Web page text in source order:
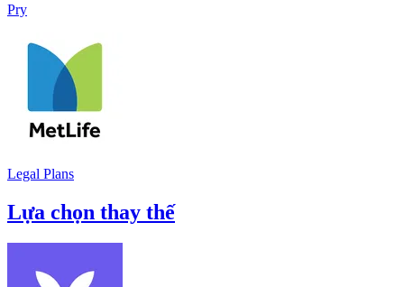
Pry
Legal Plans
Lựa chọn thay thế